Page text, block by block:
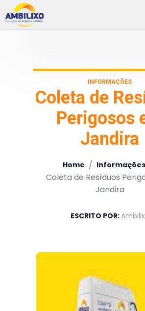
INFORMAÇÕES
Coleta de
Perigosos
Jandira
Home / Informações
Coleta de Resíduos
Jandira
ESCRITO POR: